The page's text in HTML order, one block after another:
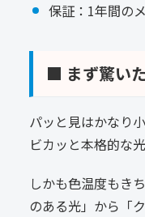
保証：1年間の
■ まず驚い
パッと見はかなり
ビカッと本格的な
しかも色温度もき
のある光」から「